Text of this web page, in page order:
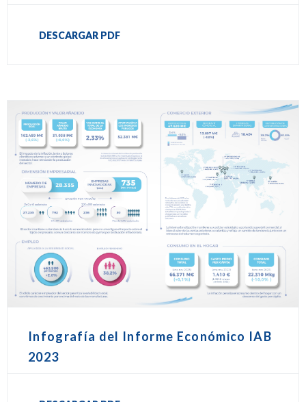
DESCARGAR PDF
Infografía del Informe Económico IAB
2023